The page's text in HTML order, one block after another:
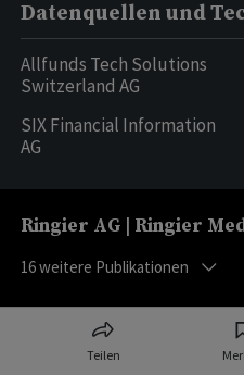
Teilen
Datenquellen und
Allfunds Tech Solutions
Switzerland AG
SIX Financial Information
AG
Ringier AG | Ringier
16weitere Publikationen